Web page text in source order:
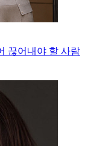
끊어내야 할 사람